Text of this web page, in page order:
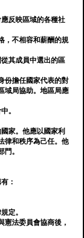
反映區域的各種社
，不相容和薪酬的規
其成員中選出的區
份擔任國家代表的對
域局協助。地區局應
。
家。他應以國家利
律和秩序為己任。他
。
：
定。
憲法委員會協商後，